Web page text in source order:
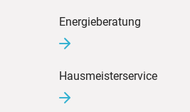
Energieberatung
Hausmeisterservice